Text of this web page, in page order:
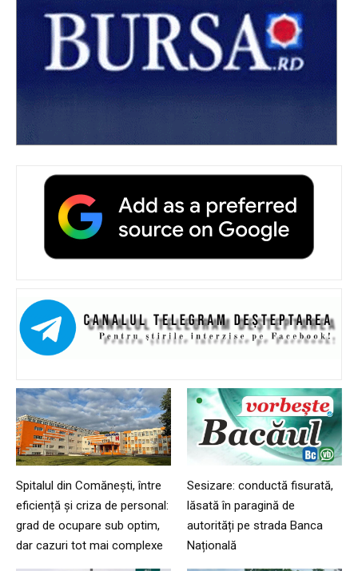
Spitalul din Comănești, între
eficiență și criza de personal:
grad de ocupare sub optim,
dar cazuri tot mai complexe
Sesizare: conductă fisurată,
lăsată în paragină de
autorități pe strada Banca
Națională